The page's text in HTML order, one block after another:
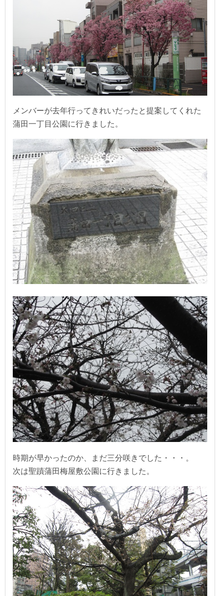
メンバーが去年行ってきれいだったと提案してくれた
蒲田一丁目公園に行きました。
時期が早かったのか、まだ三分咲きでした・・・。
次は聖蹟蒲田梅屋敷公園に行きました。